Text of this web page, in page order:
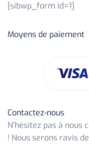
[sibwp_form id=1]
Moyens de paiement
Contactez-nous
N’hésitez pas à
! Nous serons ravis